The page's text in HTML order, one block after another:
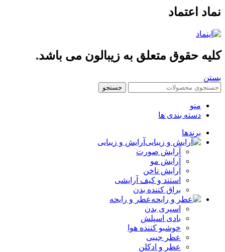
اعتماد
حقوق متعلق به زیبالون می باشد.
جستجو
منو
دسته بندی ها
برندها
آرایش و زیبایی
آرایش صورت
آرایش مو
آرایش ناخن
استند و کیف آرایشی
براق کننده بدن
عطر و رایحه
اسپری بدن
بادی اسپلش
خوشبو کننده هوا
عطر جیبی
عطر و ادکلن